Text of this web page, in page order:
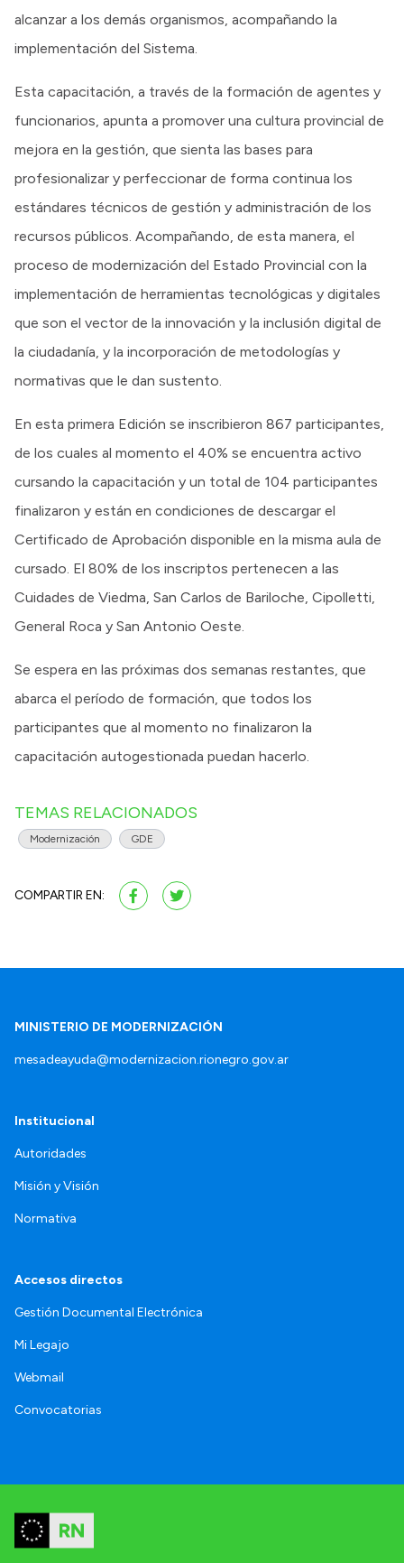
alcanzar a los demás organismos, acompañando la
implementación del Sistema.
Esta capacitación, a través de la formación de agentes y
funcionarios, apunta a promover una cultura provincial de
mejora en la gestión, que sienta las bases para
profesionalizar y perfeccionar de forma continua los
estándares técnicos de gestión y administración de los
recursos públicos. Acompañando, de esta manera, el
proceso de modernización del Estado Provincial con la
implementación de herramientas tecnológicas y digitales
que son el vector de la innovación y la inclusión digital de
la ciudadanía, y la incorporación de metodologías y
normativas que le dan sustento.
En esta primera Edición se inscribieron 867 participantes,
de los cuales al momento el 40% se encuentra activo
cursando la capacitación y un total de 104 participantes
finalizaron y están en condiciones de descargar el
Certificado de Aprobación disponible en la misma aula de
cursado. El 80% de los inscriptos pertenecen a las
Cuidades de Viedma, San Carlos de Bariloche, Cipolletti,
General Roca y San Antonio Oeste.
Se espera en las próximas dos semanas restantes, que
abarca el período de formación, que todos los
participantes que al momento no finalizaron la
capacitación autogestionada puedan hacerlo.
TEMAS RELACIONADOS
Modernización GDE
COMPARTIR EN:
MINISTERIO DE MODERNIZACIÓN
mesadeayuda@modernizacion.rionegro.gov.ar
Institucional
Autoridades
Misión y Visión
Normativa
Accesos directos
Gestión Documental Electrónica
Mi Legajo
Webmail
Convocatorias